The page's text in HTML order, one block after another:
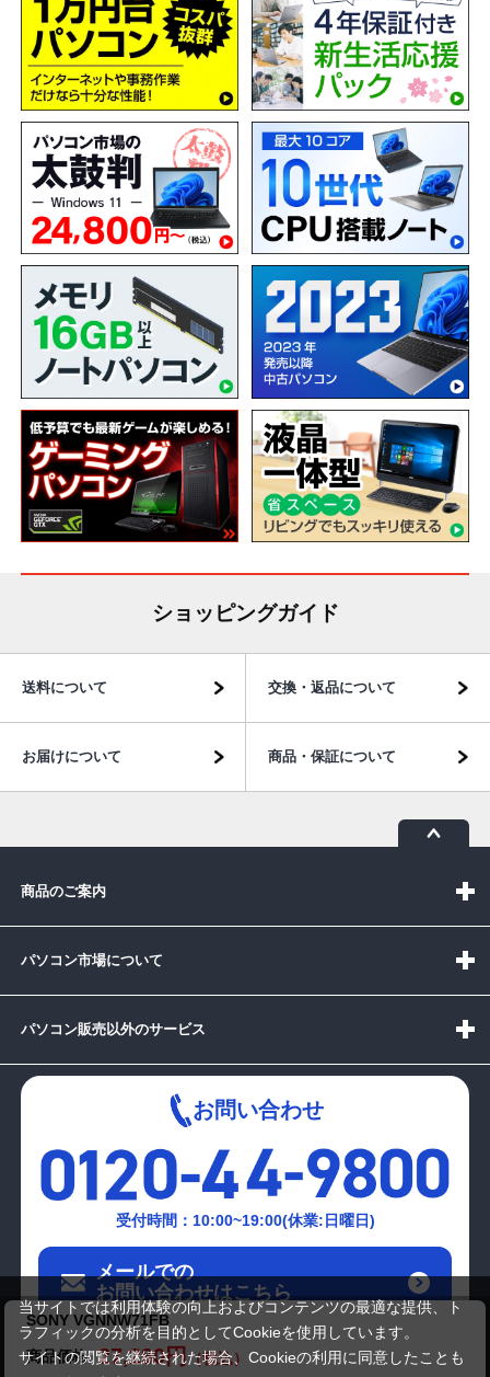
SONY VGNNW71FB
商品価格 27,280円
ショッピングガイド
送料について 交換・返品について
お届けについて 商品・保証について
商品のご案内
パソコン市場について
パソコン販売以外のサービス
お問い合わせ
受付時間：10:00~19:00(休業:日曜日)
メールでの
お問い合わせはこちら
当サイトでは利用体験の向上およびコンテンツの最適な提供、ト
ラフィックの分析を目的としてCookieを使用しています。
サイトの閲覧を継続された場合、Cookieの利用に同意したことも